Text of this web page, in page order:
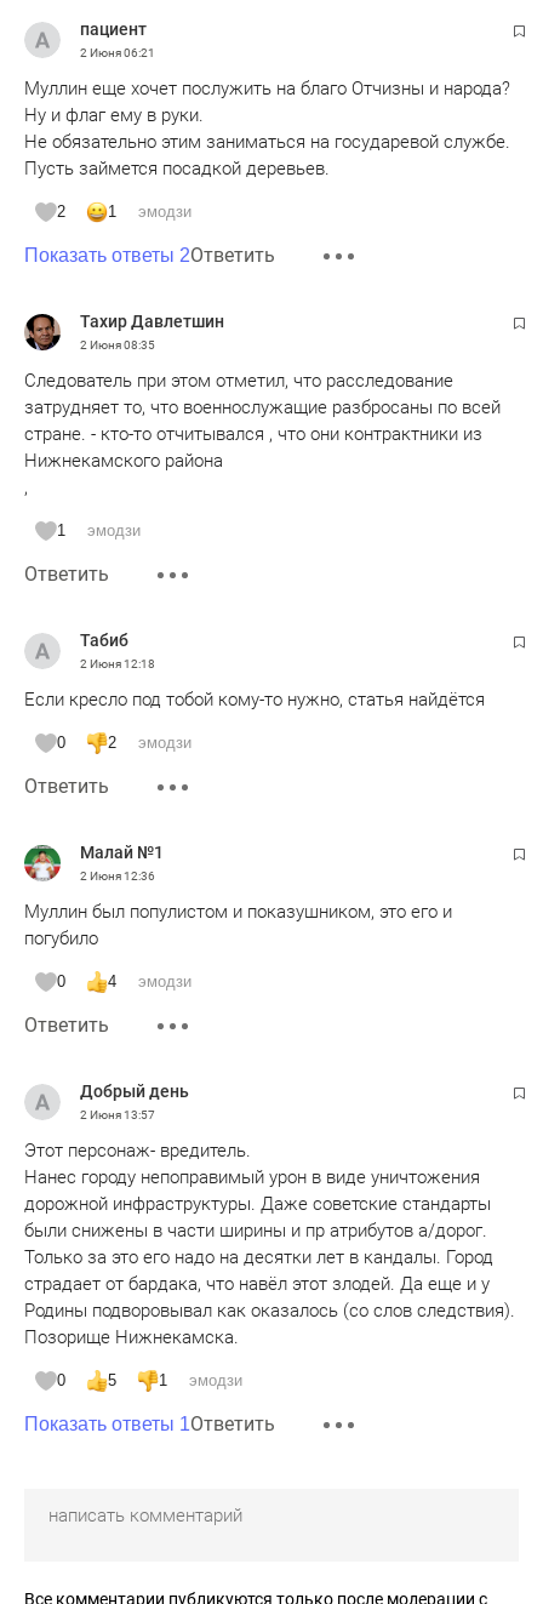
пациент
2 Июня06:21
Муллин еще хочет послужить на благо Отчизны и народа?
Ну и флаг ему в руки.
Не обязательно этим заниматься на государевой службе.
Пусть займется посадкой деревьев.
2 1 эмодзи
Показать ответы 2Ответить
Тахир Давлетшин
2 Июня08:35
Следователь при этом отметил, что расследование
затрудняет то, что военнослужащие разбросаны по всей
стране. - кто-то отчитывался , что они контрактники из
Нижнекамского района
,
1 эмодзи
Ответить
Табиб
2 Июня12:18
Если кресло под тобой кому-то нужно, статья найдётся
0 2 эмодзи
Ответить
Малай №1
2 Июня12:36
Муллин был популистом и показушником, это его и
погубило
0 4 эмодзи
Ответить
Добрый день
2 Июня13:57
Этот персонаж- вредитель.
Нанес городу непоправимый урон в виде уничтожения
дорожной инфраструктуры. Даже советские стандарты
были снижены в части ширины и пр атрибутов а/дорог.
Только за это его надо на десятки лет в кандалы. Город
страдает от бардака, что навёл этот злодей. Да еще и у
Родины подворовывал как оказалось (со слов следствия).
Позорище Нижнекамска.
0 5 1 эмодзи
Показать ответы 1Ответить
Все комментарии публикуются только после модерации с